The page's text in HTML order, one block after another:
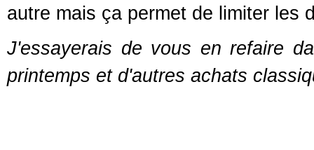
autre mais ça permet de limiter les
J'essayerais de vous en refaire
printemps et d'autres achats